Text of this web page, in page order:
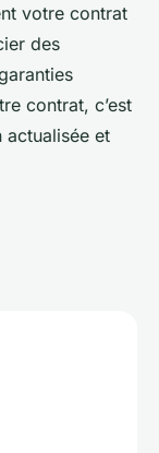
votre contrat
des
contrat, c’est
et